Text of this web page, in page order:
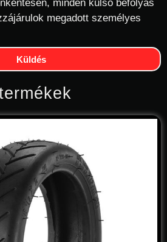
minden külső befolyás
megadott személyes
Küldés